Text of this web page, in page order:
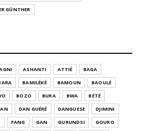
GÜNTHER
ASHANTI ATTIÉ
BAGA
BAMILÉKÉ BAMOUN
BAOULÉ
BOZO BURA BWA
BÉTÉ
DAN GUÉRÉ DANGUESE
DJIMINI
FANG GAN GURUNDSI
GOURO